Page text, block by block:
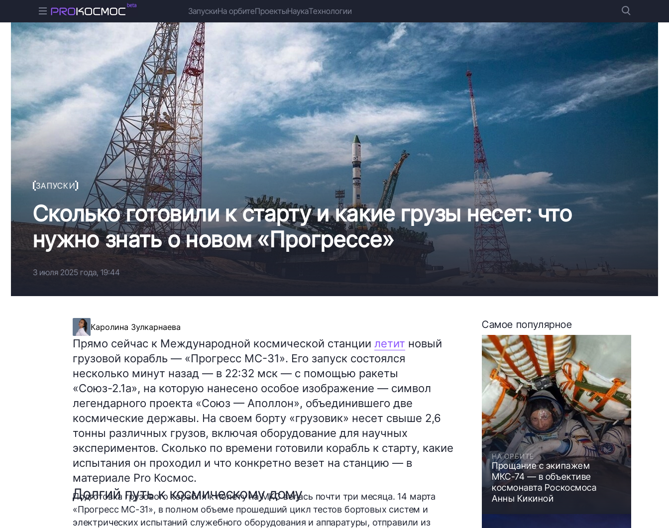
ЗапускиНа орбитеПроектыНаукаТехнологии
ЗАПУСКИ
Сколько готовили к старту и какие грузы несет: что
нужно знать о новом «Прогрессе»
3 июля 2025 года, 19:44
Каролина Зулкарнаева
Прямо сейчас к Международной космической станции летит новый
грузовой корабль — «Прогресс МС-31». Его запуск состоялся
несколько минут назад — в 22:32 мск — с помощью ракеты
«Союз-2.1а», на которую нанесено особое изображение — символ
легендарного проекта «Союз — Аполлон», объединившего две
космические державы. На своем борту «грузовик» несет свыше 2,6
тонны различных грузов, включая оборудование для научных
экспериментов. Сколько по времени готовили корабль к старту, какие
испытания он проходил и что конкретно везет на станцию — в
материале Pro Космос.
Долгий путь к космическому дому
Подготовка грузового корабля к полету на МКС велась почти три месяца. 14 марта
«Прогресс МС-31», в полном объеме прошедший цикл тестов бортовых систем и
электрических испытаний служебного оборудования и аппаратуры, отправили из
Самое популярное
НА ОРБИТЕ
Прощание с экипажем
МКС-74 — в объективе
космонавта Роскосмоса
Анны Кикиной